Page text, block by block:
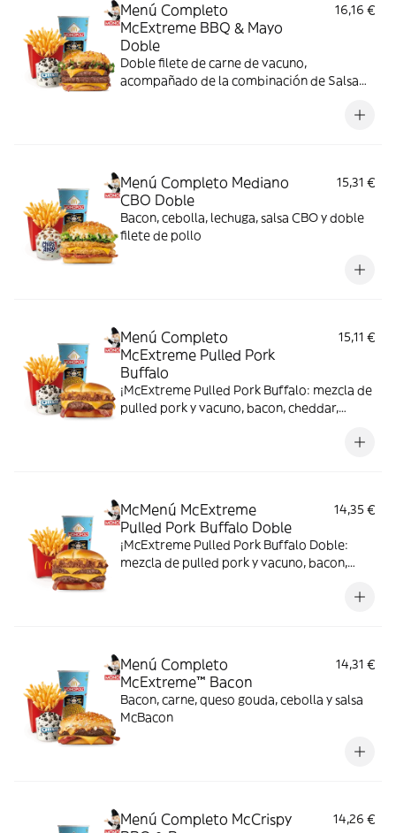
Menú Completo
McExtreme BBQ & Mayo
Doble
16,16 €
Doble filete de carne de vacuno,
acompañado de la combinación de Salsa
doble de cheddar, lechuga fresca y tiras de
Menú Completo Mediano
CBO Doble
15,31 €
Bacon, cebolla, lechuga, salsa CBO y doble
filete de pollo
Menú Completo
McExtreme Pulled Pork
Buffalo
15,11 €
¡McExtreme Pulled Pork Buffalo: mezcla de
pulled pork y vacuno, bacon, cheddar,
McMenú McExtreme
Pulled Pork Buffalo Doble
14,35 €
¡McExtreme Pulled Pork Buffalo Doble:
mezcla de pulled pork y vacuno, bacon,
Menú Completo
McExtreme™ Bacon
14,31 €
Bacon, carne, queso gouda, cebolla y salsa
McBacon
Menú Completo McCrispy
14,26 €